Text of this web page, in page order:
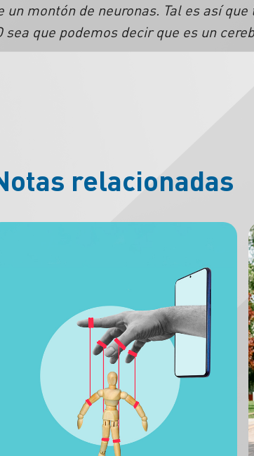
montón de neuronas. Tal es así
sea que podemos decir que es un
relacionadas